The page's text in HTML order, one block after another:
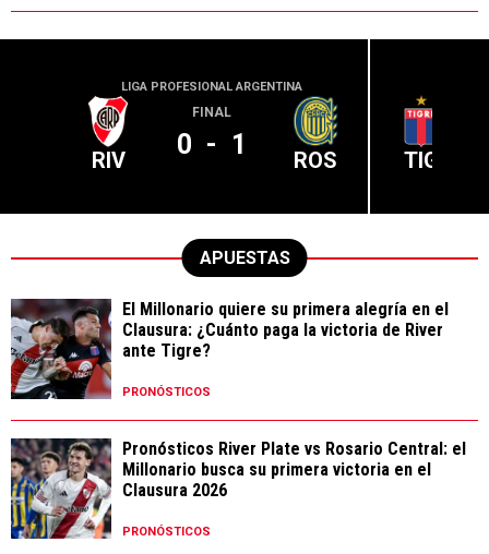
LIGA PROFESIONAL ARGENTINA
RIV
FINAL
0 - 1 ROS TIG
APUESTAS
El Millonario quiere su primera alegría en el
Clausura: ¿Cuánto paga la victoria de River
ante Tigre?
PRONÓSTICOS
Pronósticos River Plate vs Rosario Central: el
Millonario busca su primera victoria en el
Clausura 2026
PRONÓSTICOS